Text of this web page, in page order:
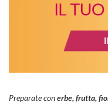
Preparate conerbe, frutta,